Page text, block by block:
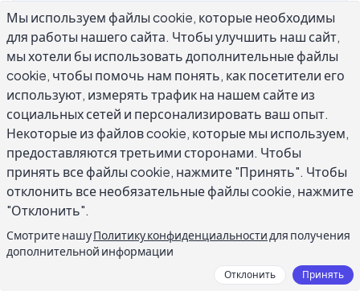
Обучение тому, как улучшить навыки письма
на английском языке, является одним из
самых полезных вложений, которые вы
можете сделать в своей карьере и
повседневной жизни. Сильное письмо на
английском открывает двери: помогает вам
передавать идеи с точностью, строить
доверие в профессиональных условиях и
общаться с читателями разных культур.
Однако большинство людей пишут на
английском языке, не анализируя, почему
некоторые предложения работают, а другие
нет. Улучшение приходит из
целеустремленной практики, а не просто из
Мы используем файлы cookie, которые необходимы
для работы нашего сайта. Чтобы улучшить наш сайт,
мы хотели бы использовать дополнительные файлы
cookie, чтобы помочь нам понять, как посетители его
используют, измерять трафик на нашем сайте из
социальных сетей и персонализировать ваш опыт.
Некоторые из файлов cookie, которые мы используем,
предоставляются третьими сторонами. Чтобы
принять все файлы cookie, нажмите "Принять". Чтобы
отклонить все необязательные файлы cookie, нажмите
"Отклонить".
Смотрите нашуПолитику конфиденциальности для получения
дополнительной информации
Отклонить Принять